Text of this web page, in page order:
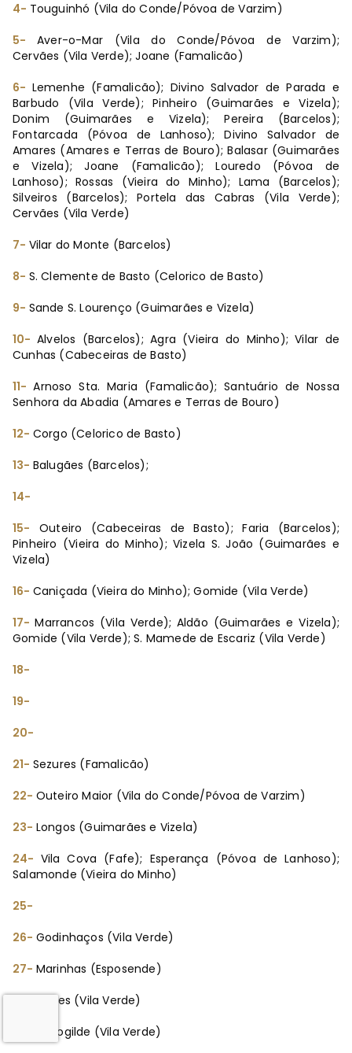
4- Touguinhó (Vila do Conde/Póvoa de Varzim)
5-Aver-o-Mar (Vila do Conde/Póvoa de Varzim);
Cervães (Vila Verde); Joane (Famalicão)
6- Lemenhe (Famalicão); Divino Salvador de Parada e
Barbudo (Vila Verde); Pinheiro (Guimarães e Vizela);
Donim (Guimarães e Vizela); Pereira (Barcelos);
Fontarcada (Póvoa de Lanhoso); Divino Salvador de
Amares (Amares e Terras de Bouro); Balasar (Guimarães
e Vizela); Joane (Famalicão); Louredo (Póvoa de
Lanhoso); Rossas (Vieira do Minho); Lama (Barcelos);
Silveiros (Barcelos); Portela das Cabras (Vila Verde);
Cervães (Vila Verde)
7- Vilar do Monte (Barcelos)
8- S. Clemente de Basto (Celorico de Basto)
9- Sande S. Lourenço (Guimarães e Vizela)
10- Alvelos (Barcelos); Agra (Vieira do Minho); Vilar de
Cunhas (Cabeceiras de Basto)
11-Arnoso Sta. Maria (Famalicão); Santuário de Nossa
Senhora da Abadia (Amares e Terras de Bouro)
12- Corgo (Celorico de Basto)
13- Balugães (Barcelos);
14-
15- Outeiro (Cabeceiras de Basto); Faria (Barcelos);
Pinheiro (Vieira do Minho); Vizela S. João (Guimarães e
Vizela)
16- Caniçada (Vieira do Minho); Gomide (Vila Verde)
17-Marrancos (Vila Verde); Aldão (Guimarães e Vizela);
Gomide (Vila Verde); S. Mamede de Escariz (Vila Verde)
18-
19-
20-
21- Sezures (Famalicão)
22- Outeiro Maior (Vila do Conde/Póvoa de Varzim)
23- Longos (Guimarães e Vizela)
24- Vila Cova (Fafe); Esperança (Póvoa de Lanhoso);
Salamonde (Vieira do Minho)
25-
26- Godinhaços (Vila Verde)
27- Marinhas (Esposende)
Atiães (Vila Verde)
Nevogilde (Vila Verde)